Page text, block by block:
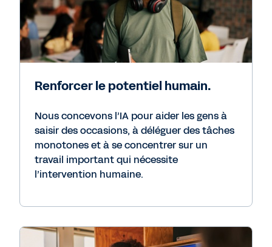
Renforcer le potentiel humain.
Nous concevons l’IA pour aider les gens à
saisir des occasions, à déléguer des tâches
monotones et à se concentrer sur un
travail important qui nécessite
l’intervention humaine.